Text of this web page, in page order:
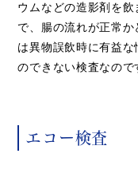
ウムなどの造影剤を
で、腸の流れが正常
は異物誤飲時に有益
のできない検査なので
エコー検査